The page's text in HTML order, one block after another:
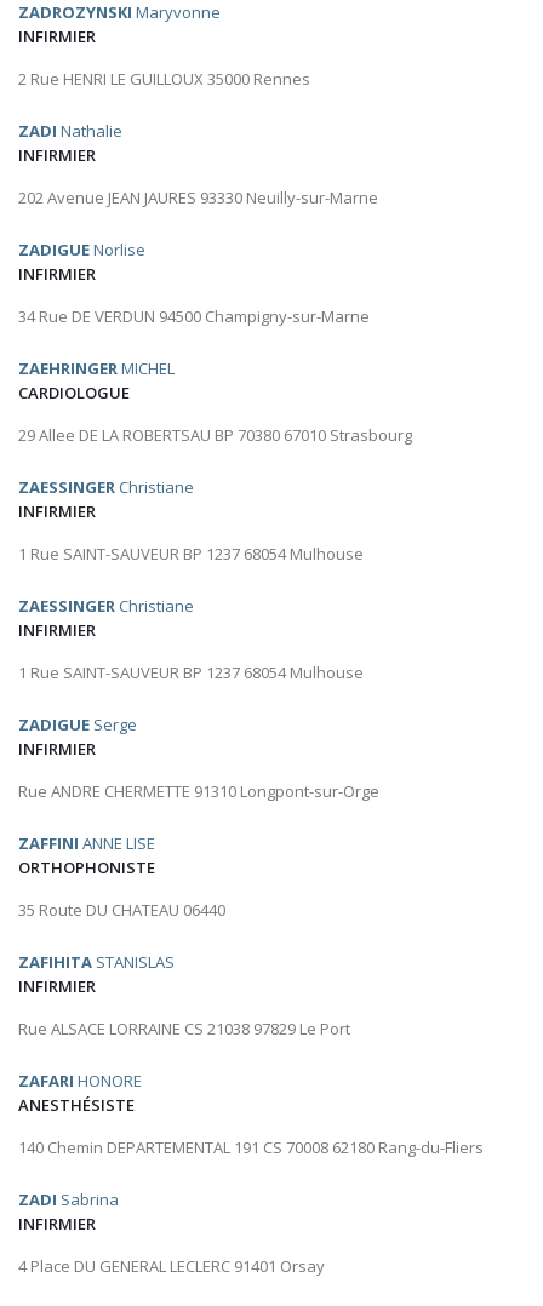
ZADROZYNSKI Maryvonne
INFIRMIER
2 Rue HENRI LE GUILLOUX 35000 Rennes
ZADI Nathalie
INFIRMIER
202 Avenue JEAN JAURES 93330 Neuilly-sur-Marne
ZADIGUENorlise
INFIRMIER
34 Rue DE VERDUN 94500 Champigny-sur-Marne
ZAEHRINGERMICHEL
CARDIOLOGUE
29 Allee DE LA ROBERTSAU BP 70380 67010 Strasbourg
ZAESSINGER Christiane
INFIRMIER
1 Rue SAINT-SAUVEUR BP 1237 68054 Mulhouse
ZAESSINGER Christiane
INFIRMIER
1 Rue SAINT-SAUVEUR BP 1237 68054 Mulhouse
ZADIGUE Serge
INFIRMIER
Rue ANDRE CHERMETTE 91310 Longpont-sur-Orge
ZAFFINI ANNE LISE
ORTHOPHONISTE
35 Route DU CHATEAU 06440
ZAFIHITA STANISLAS
INFIRMIER
Rue ALSACE LORRAINE CS 21038 97829 Le Port
ZAFARI HONORE
ANESTHÉSISTE
140 Chemin DEPARTEMENTAL 191 CS 70008 62180 Rang-du-Fliers
ZADI Sabrina
INFIRMIER
4 Place DU GENERAL LECLERC 91401 Orsay